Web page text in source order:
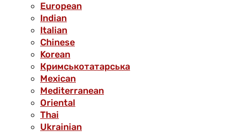
European
Indian
Italian
Chinese
Korean
Кримськотатарська
Mexican
Mediterranean
Oriental
Thai
Ukrainian